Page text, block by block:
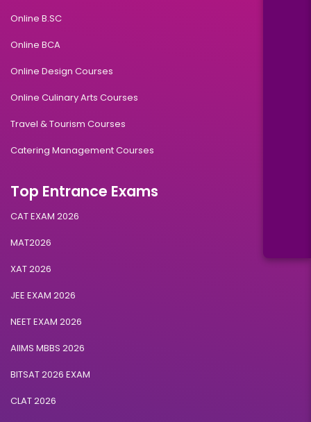
Online B.SC
Online BCA
Online Design Courses
Online Culinary Arts Courses
Travel & Tourism Courses
Catering Management Courses
Top Entrance Exams
CAT EXAM 2026
MAT2026
XAT 2026
JEE EXAM 2026
NEET EXAM 2026
AIIMS MBBS 2026
BITSAT 2026 EXAM
CLAT 2026